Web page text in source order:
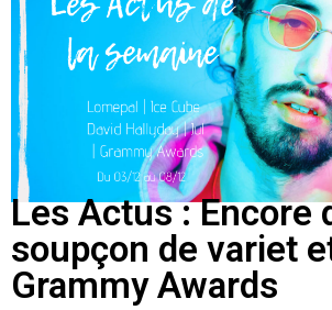
Les Actus : Encore
soupçon de variet
Grammy Awards